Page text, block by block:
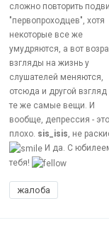
сложно повторить
"первопроходцев", хотя
некоторые все же
умудряются, а вот
взгляды на жизнь у
слушателей меняются,
отсюда и другой взгляд
те же самые вещи. И
вообще, депрессия - это
плохо. sis_isis, не
И да. С
тебя!
жалоба